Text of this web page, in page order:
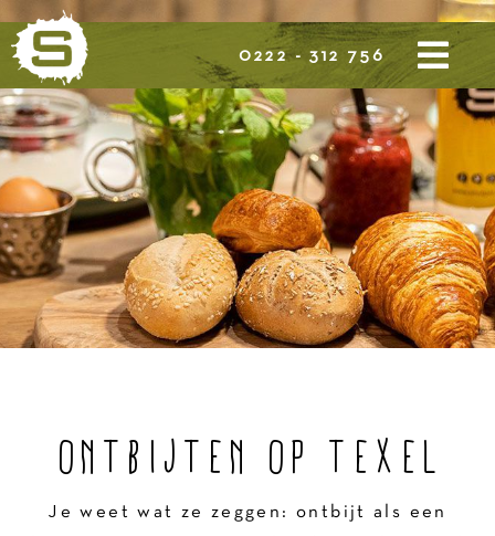
ONTBIJTEN OP TEXEL
Je weet wat ze zeggen: ontbijt als een
0222 - 312 756